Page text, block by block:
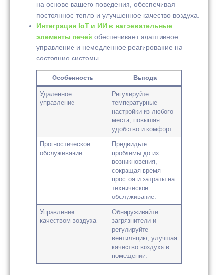
на основе вашего поведения, обеспечивая
постоянное тепло и улучшенное качество воздуха.
Интеграция IoT и ИИ в нагревательные
элементы печей обеспечивает адаптивное
управление и немедленное реагирование на
состояние системы.
Особенность Выгода
Удаленное
управление
Регулируйте
температурные
настройки из любого
места, повышая
удобство и комфорт.
Прогностическое
обслуживание
Предвидьте
проблемы до их
возникновения,
сокращая время
простоя и затраты на
техническое
обслуживание.
Управление
качеством воздуха
Обнаруживайте
загрязнители и
регулируйте
вентиляцию, улучшая
качество воздуха в
помещении.